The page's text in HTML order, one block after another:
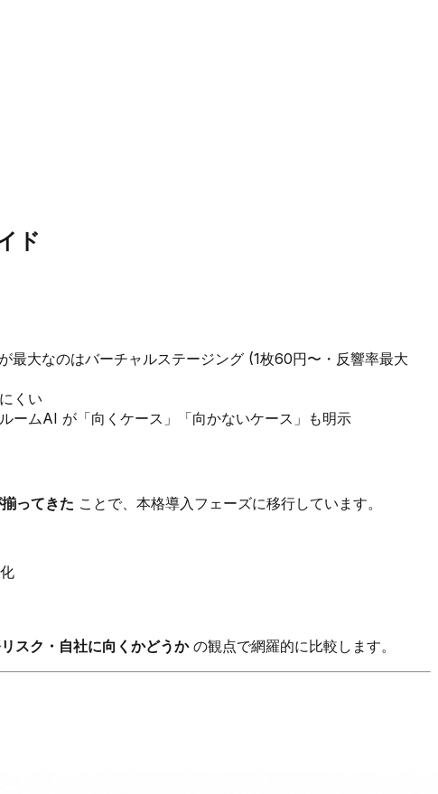
ド
大なのはバーチャルステージング (1枚60円〜・反響率最大
くい
ームAI が「向くケース」「向かないケース」も明示
ってきた ことで、本格導入フェーズに移行しています。
スク・自社に向くかどうかの観点で網羅的に比較します。